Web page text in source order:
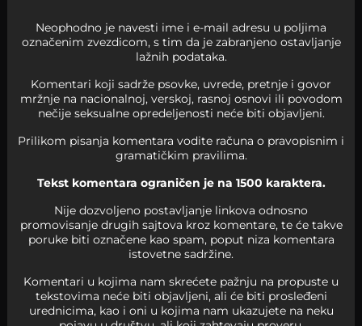
Neophodno je navesti ime i e-mail adresu u poljima
označenim zvezdicom, s tim da je zabranjeno ostavljanje
lažnih podataka.
Komentari koji sadrže psovke, uvrede, pretnje i govor
mržnje na nacionalnoj, verskoj, rasnoj osnovi ili povodom
nečije seksualne opredeljenosti neće biti objavljeni.
Prilikom pisanja komentara vodite računa o pravopisnim i
gramatičkim pravilima.
Tekst komentara ograničen je na 1500 karaktera.
Nije dozvoljeno postavljanje linkova odnosno
promovisanje drugih sajtova kroz komentare, te će takve
poruke biti označene kao spam, poput niza komentara
istovetne sadržine.
Komentari u kojima nam skrećete pažnju na propuste u
tekstovima neće biti objavljeni, ali će biti prosleđeni
urednicima, kao i oni u kojima nam ukazujete na neku